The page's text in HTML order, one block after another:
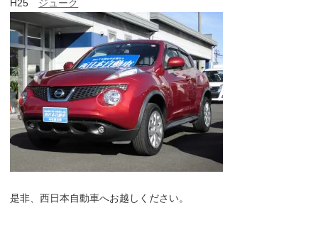
H25 ジューク
是非、西日本自動車へお越しください。